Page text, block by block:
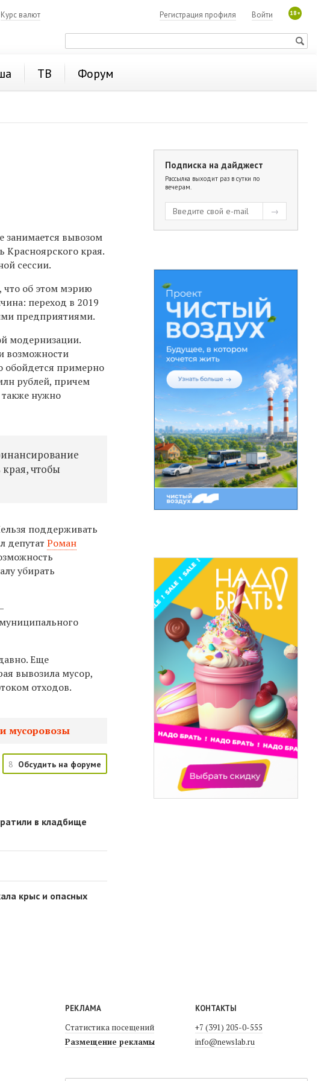
Курс валют 18+
Войти
Регистрация профиля
ТВ Форум
занимается вывозом
Красноярского края.
сессии.
что об этом мэрию
переход в 2019
предприятиями.
модернизации.
возможности
обойдется примерно
рублей, причем
нужно
чтобы
поддерживать
депутатРоман
убирать
Еще
вывозила мусор,
отходов.
мусоровозы
8 Обсудить на форуме
в кладбище
крыс и опасных
Подписка на дайджест
Рассылка выходит раз в сутки по
вечерам.
РЕКЛАМА
Статистика посещений
Размещение рекламы
КОНТАКТЫ
+7 (391) 205-0-555
info@newslab.ru